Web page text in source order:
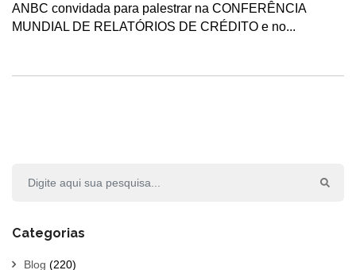
ANBC convidada para palestrar na CONFERÊNCIA
MUNDIAL DE RELATÓRIOS DE CRÉDITO e no...
Categorias
Blog (220)